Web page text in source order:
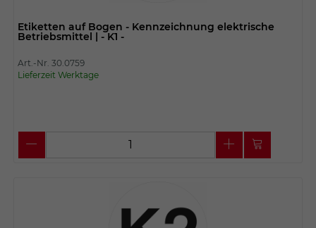
Etiketten auf Bogen - Kennzeichnung elektrische
Betriebsmittel | - K1 -
Art.-Nr. 30.0759
Lieferzeit Werktage